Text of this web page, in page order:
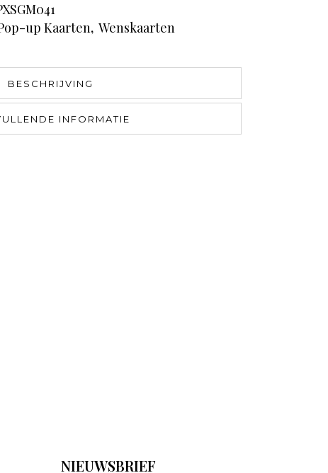
up Kaarten, Wenskaarten
BESCHRIJVING
INFORMATIE
NIEUWSBRIEF